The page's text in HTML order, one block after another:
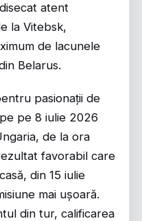
atent
la Vitebsk,
de lacunele
Belarus.
pasionații de
pe 8 iulie 2026
de la ora
favorabil care
din 15 iulie
mai ușoară.
din tur, calificarea